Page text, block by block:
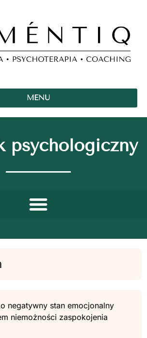
MENU
psychologiczny
negatywny stan emocjonalny
niemożności zaspokojenia